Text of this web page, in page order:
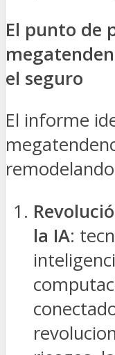
El punto de
el seguro
El informe
la IA: